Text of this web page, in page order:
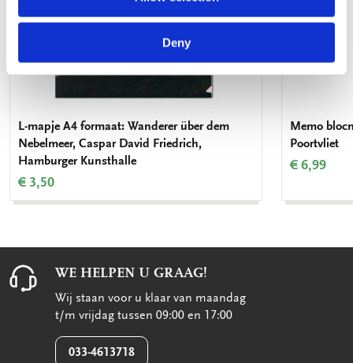
Deny
L-mapje A4 formaat: Wanderer über dem
Nebelmeer, Caspar David Friedrich,
Hamburger Kunsthalle
€ 3,50
Memo
Poortvliet
€ 6,99
WE HELPEN U GRAAG!
Wij staan voor u klaar van maandag
t/m vrijdag tussen 09:00 en 17:00
033-4613718